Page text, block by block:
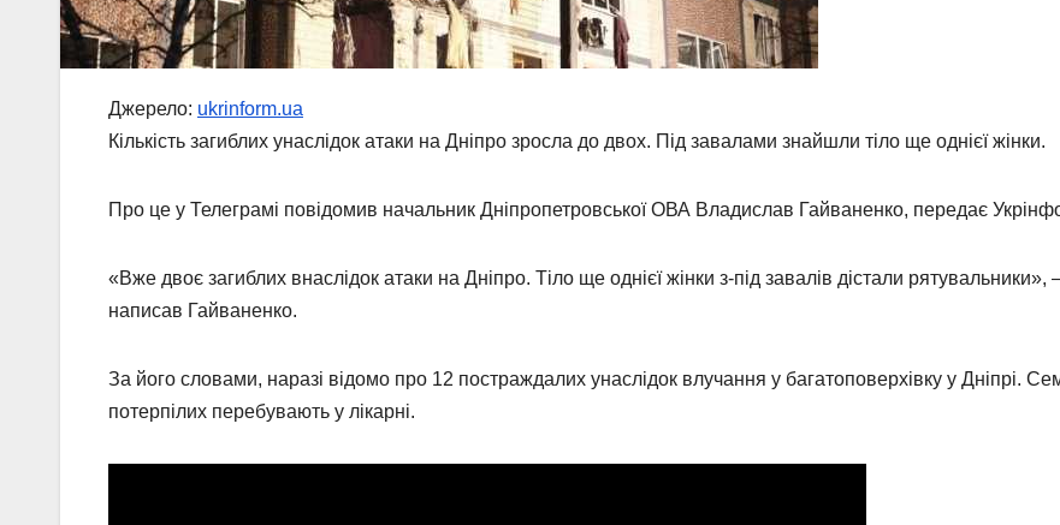
Джерело: ukrinform.ua
Кількість загиблих унаслідок атаки на Дніпро зросла до двох. Під завалами знайшли тіло ще однієї жінки.
Про це у Телеграмі повідомив начальник Дніпропетровської ОВА Владислав Гайваненко, передає
«Вже двоє загиблих внаслідок атаки на Дніпро. Тіло ще однієї жінки з-під завалів дістали рятувальники»,
написав Гайваненко.
За його словами, наразі відомо про 12 постраждалих унаслідок влучання у багатоповерхівку у Дніпрі.
потерпілих перебувають у лікарні.